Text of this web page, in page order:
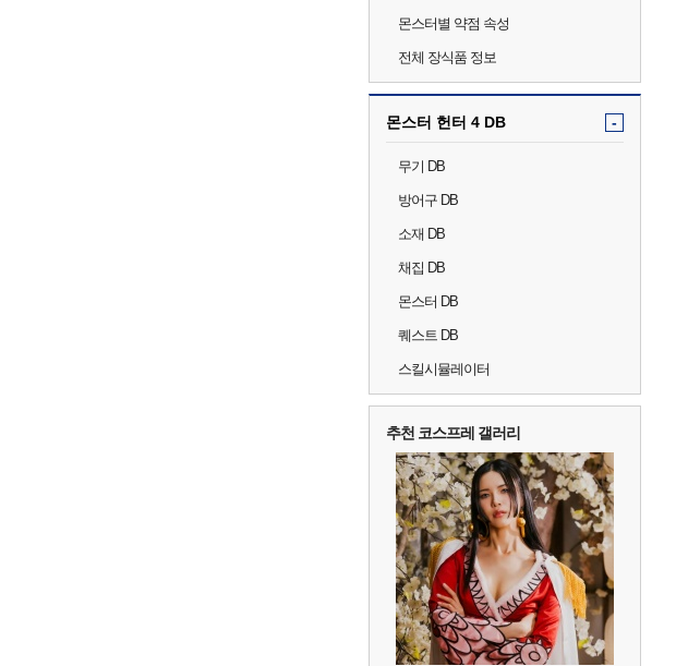
몬스터별 약점 속성
전체 장식품 정보
몬스터 헌터 4 DB -
무기 DB
방어구 DB
소재 DB
채집 DB
몬스터 DB
퀘스트 DB
스킬시뮬레이터
추천 코스프레 갤러리